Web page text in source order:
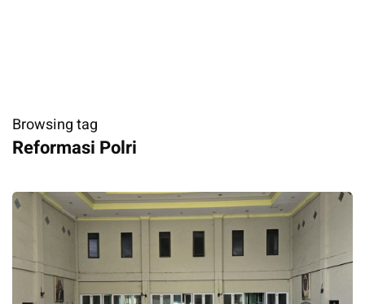
Browsing tag
Reformasi Polri